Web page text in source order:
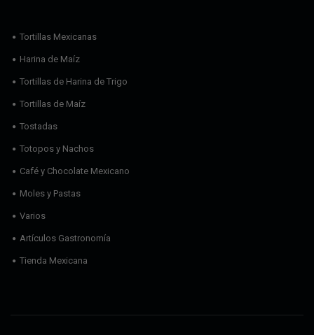
Tortillas Mexicanas
Harina de Maíz
Tortillas de Harina de Trigo
Tortillas de Maíz
Tostadas
Totopos y Nachos
Café y Chocolate Mexicano
Moles y Pastas
Varios
Artículos Gastronomía
Tienda Mexicana